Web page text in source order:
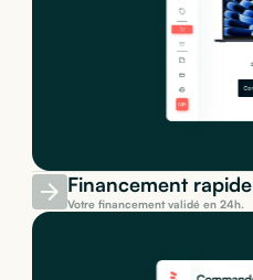
Financement rapide
Votre financement validé en 24h.